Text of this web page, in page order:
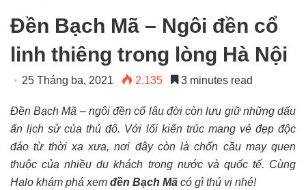
Đền Bạch Mã – Ngôi đền cổ
linh thiêng trong lòng Hà Nội
25 Tháng ba, 2021 2.135 3 minutes read
Đền Bạch Mã – ngôi đền cổ lâu đời còn lưu giữ những dấu
ấn lịch sử của thủ đô. Với lối kiến trúc mang vẻ đẹp độc
đáo từ thời xa xưa, nơi đây còn là chốn cầu may quen
thuộc của nhiều du khách trong nước và quốc tế. Cùng
Halo khám phá xem đền Bạch Mã có gì thú vị nhé!